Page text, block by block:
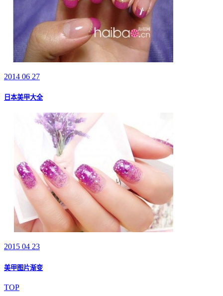
2014 06 27
日本美甲大全
2015 04 23
美甲图片渐变
TOP